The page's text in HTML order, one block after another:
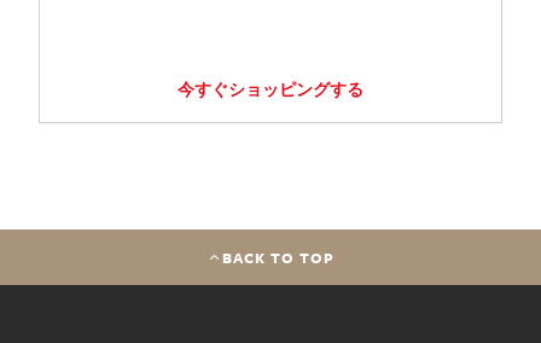
今すぐショッピングする
BACK TO TOP